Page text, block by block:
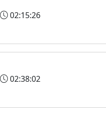
02:15:26
02:38:02